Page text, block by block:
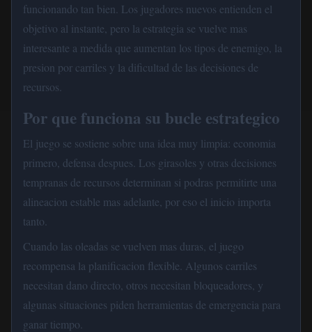
funcionando tan bien. Los jugadores nuevos entienden el
objetivo al instante, pero la estrategia se vuelve mas
interesante a medida que aumentan los tipos de enemigo, la
presion por carriles y la dificultad de las decisiones de
recursos.
Por que funciona su bucle estrategico
El juego se sostiene sobre una idea muy limpia: economia
primero, defensa despues. Los girasoles y otras decisiones
tempranas de recursos determinan si podras permitirte una
alineacion estable mas adelante, por eso el inicio importa
tanto.
Cuando las oleadas se vuelven mas duras, el juego
recompensa la planificacion flexible. Algunos carriles
necesitan dano directo, otros necesitan bloqueadores, y
algunas situaciones piden herramientas de emergencia para
ganar tiempo.